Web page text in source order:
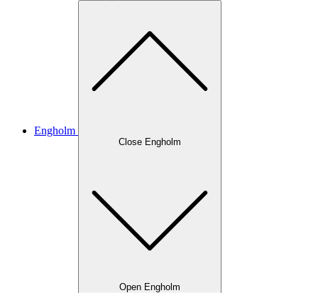
Engholm
Close Engholm
Open Engholm